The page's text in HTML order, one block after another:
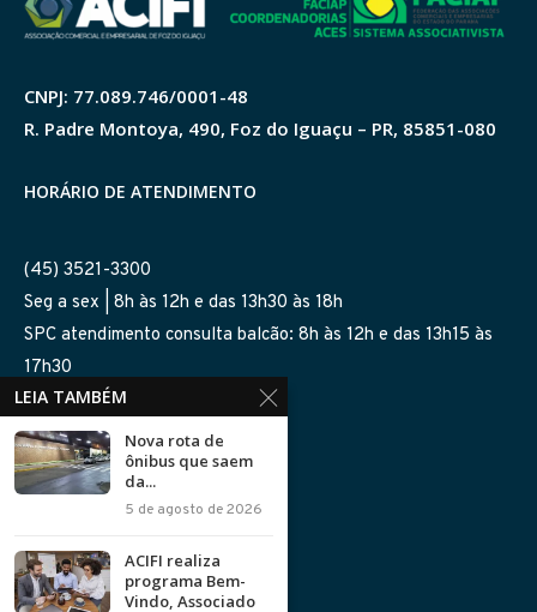
CNPJ: 77.089.746/0001-48
R. Padre Montoya, 490, Foz do Iguaçu – PR, 85851-080
HORÁRIO DE ATENDIMENTO
(45) 3521-3300
Seg a sex | 8h às 12h e das 13h30 às 18h
SPC atendimento consulta balcão: 8h às 12h e das 13h15 às
17h30
SIGA-NOS NAS REDES
Política de Privacidade
LEIA TAMBÉM
Nova rota de
ônibus que saem
da...
5 de agosto de 2026
ACIFI realiza
programa Bem-
Vindo, Associado